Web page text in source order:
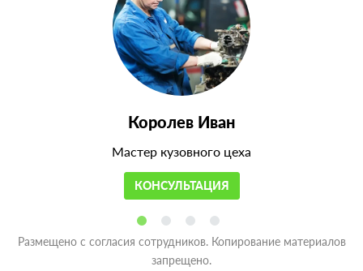
Королев Иван
Мастер кузовного цеха
КОНСУЛЬТАЦИЯ
Размещено с согласия сотрудников. Копирование материалов
запрещено.